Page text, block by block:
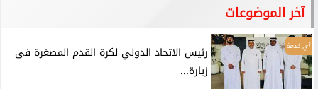
آخر الموضوعات
أي خدمة
رئيس الاتحاد الدولي لكرة القدم المصغرة فى
زيارة...